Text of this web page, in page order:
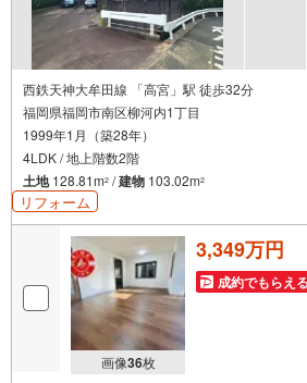
西鉄天神大牟田線 「高宮」駅 徒歩32分
福岡県福岡市南区柳河内1丁目
1999年1月（築28年）
4LDK / 地上階数2階
土地128.81m2 /建物 103.02m2
リフォーム
画像36枚
3,349万円
成約でもらえる